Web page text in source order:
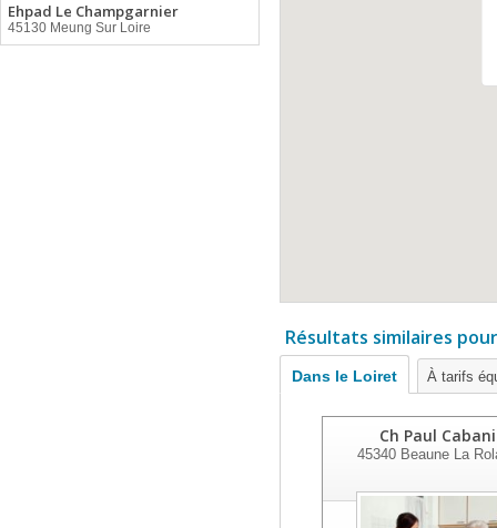
Ehpad Le Champgarnier
45130 Meung Sur Loire
Résultats similaires
Dans le Loiret À tarifs
Ch Paul
45340Beaune La